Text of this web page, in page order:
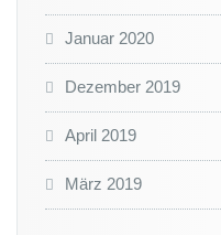
Januar 2020
Dezember 2019
April 2019
März 2019